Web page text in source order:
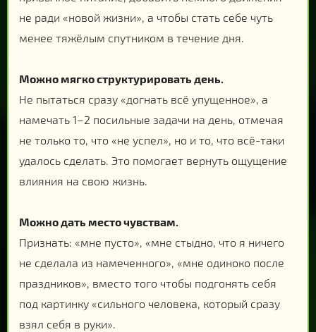
не ради «новой жизни», а чтобы стать себе чуть
менее тяжёлым спутником в течение дня.
Можно мягко структурировать день.
Не пытаться сразу «догнать всё упущенное», а
намечать 1–2 посильные задачи на день, отмечая
не только то, что «не успел», но и то, что всё-таки
удалось сделать. Это помогает вернуть ощущение
влияния на свою жизнь.
Можно дать место чувствам.
Признать: «мне пусто», «мне стыдно, что я ничего
не сделала из намеченного», «мне одиноко после
праздников», вместо того чтобы подгонять себя
под картинку «сильного человека, который сразу
взял себя в руки».